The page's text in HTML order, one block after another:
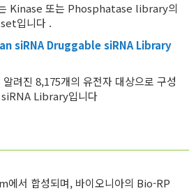
Kinase 또는 Phosphatase library의
입니다 .
siRNA Druggable siRNA Library
려진 8,175개의 유전자 대상으로 구성
Library입니다
에서 합성되며, 바이오니아의 Bio-RP